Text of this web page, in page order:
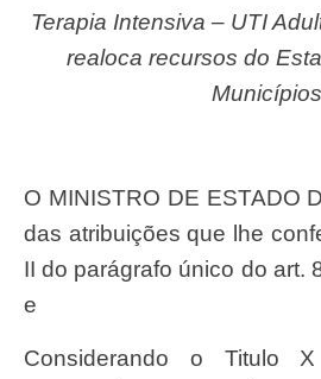
Terapia Intensiva – UTI
realoca recursos do
Municípios
O MINISTRO DE ESTADO DA SAÚDE, no uso
das atribuições que lhe
II do parágrafo único do art.
e
Considerando o Titulo X – Do Cuidado